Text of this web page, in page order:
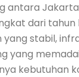
antara
dari tahun
yang stabil,
yang
kebutuhan